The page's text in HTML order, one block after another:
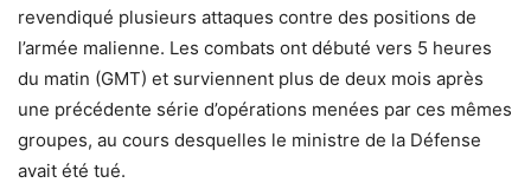
revendiqué plusieurs attaques contre des positions de
l’armée malienne. Les combats ont débuté vers 5 heures
du matin (GMT) et surviennent plus de deux mois après
une précédente série d’opérations menées par ces mêmes
groupes, au cours desquelles le ministre de la Défense
avait été tué.